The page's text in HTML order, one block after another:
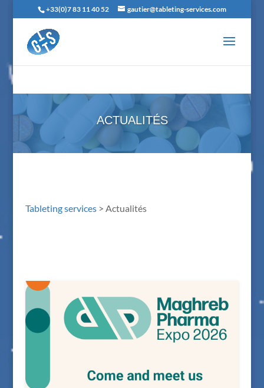
+33(0)7 83 11 40 52 gautier@tableting-services.com
ACTUALITÉS
Tableting services> Actualités